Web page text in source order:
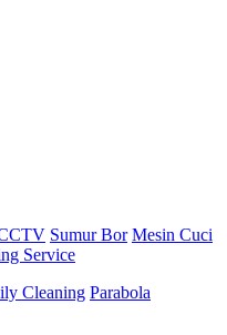
Sumur Bor Mesin Cuci
Service
Cleaning Parabola